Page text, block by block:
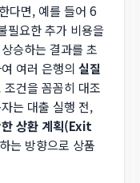
다면, 예를 들어 6
필요한 추가 비용을
승하는 결과를 초
여러 은행의 실질
건을 꼼꼼히 대조
는 대출 실행 전,
상환 계획(Exit
는 방향으로 상품